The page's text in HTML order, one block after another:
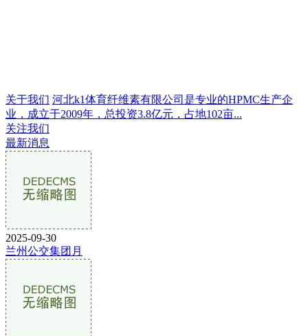
关于我们 河北k1体育纤维素有限公司是专业的HPMC生产企
业，成立于2009年，总投资3.8亿元，占地102亩...
关注我们
最新消息
2025-09-30
兰州公交集团月